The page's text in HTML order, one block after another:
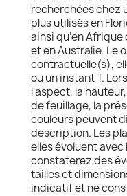
recherchées chez
plus utilisés en
ainsi qu’en
et en Australie. Le
contractuelle(s),
ou un instant T.
l'aspect, la
de feuillage, la
couleurs peuvent
description. Les
elles évoluent
constaterez des
tailles et
indicatif et ne